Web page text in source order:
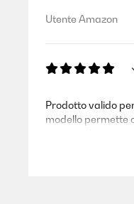
Utente Amazon
Prodotto valido
modello permette